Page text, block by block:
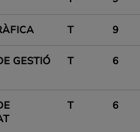
T 9
GESTIÓ
T 6
T 6